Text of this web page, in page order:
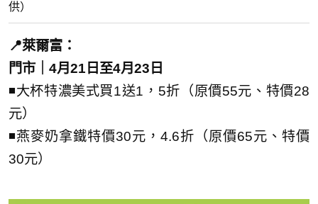
供）
📍萊爾富：
門市｜4月21日至4月23日
◾大杯特濃美式買1送1，5折（原價55元、特價28
元）
◾燕麥奶拿鐵特價30元，4.6折（原價65元、特價
30元）